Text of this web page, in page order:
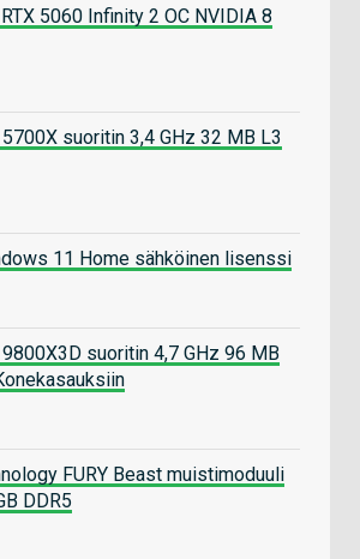
5060 Infinity 2 OC NVIDIA 8
suoritin 3,4 GHz 32 MB L3
11 Home sähköinen lisenssi
suoritin 4,7 GHz 96 MB
FURY Beast muistimoduuli
DDR5